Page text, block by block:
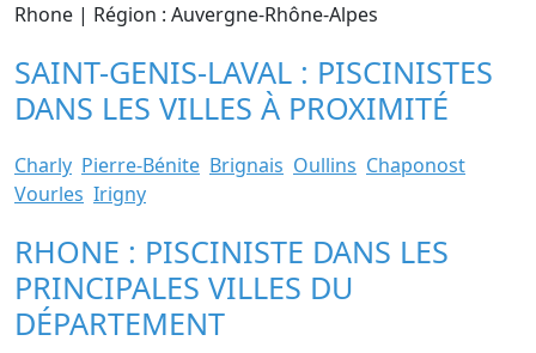
Rhone | Région : Auvergne-Rhône-Alpes
SAINT-GENIS-LAVAL : PISCINISTES
DANS LES VILLES À PROXIMITÉ
Charly Pierre-Bénite Brignais Oullins Chaponost
Vourles Irigny
RHONE : PISCINISTE DANS LES
PRINCIPALES VILLES DU
DÉPARTEMENT